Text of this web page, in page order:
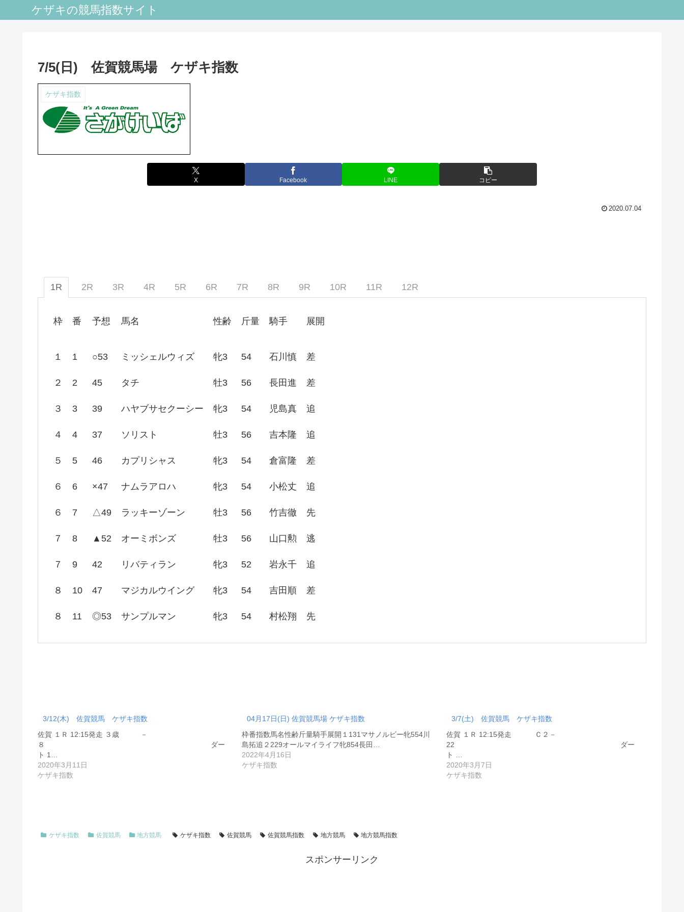
ケザキの競馬指数サイト
7/5(日) 佐賀競馬場 ケザキ指数
ケザキ指数
X Facebook LINE コピー
2020.07.04
1R 2R 3R 4R 5R 6R 7R 8R 9R 10R 11R 12R
枠 番 予想 馬名 性齢 斤量 騎手 展開
１ 1 ○53 ミッシェルウィズ 牝3 54 石川慎 差
２ 2 45 タチ 牡3 56 長田進 差
３ 3 39 ハヤブサセクーシー 牝3 54 児島真 追
４ 4 37 ソリスト 牡3 56 吉本隆 追
５ 5 46 カプリシャス 牝3 54 倉富隆 差
６ 6 ×47 ナムラアロハ 牝3 54 小松丈 追
６ 7 △49 ラッキーゾーン 牡3 56 竹吉徹 先
７ 8 ▲52 オーミボンズ 牡3 56 山口勲 逃
７ 9 42 リバティラン 牝3 52 岩永千 追
８ 10 47 マジカルウイング 牝3 54 吉田順 差
８ 11 ◎53 サンプルマン 牝3 54 村松翔 先
3/12(木) 佐賀競馬 ケザキ指数
佐賀 １Ｒ 12:15発走 ３歳 －
８ ダー
ト 1…
2020年3月11日
ケザキ指数
04月17日(日) 佐賀競馬場 ケザキ指数
枠番指数馬名性齢斤量騎手展開１131マサノルビー牝554川
島拓追２229オールマイライフ牝854長田…
2022年4月16日
ケザキ指数
3/7(土) 佐賀競馬 ケザキ指数
佐賀 １Ｒ 12:15発走 Ｃ２－
22 ダー
ト …
2020年3月7日
ケザキ指数
ケザキ指数 佐賀競馬 地方競馬 ケザキ指数 佐賀競馬 佐賀競馬指数 地方競馬 地方競馬指数
スポンサーリンク